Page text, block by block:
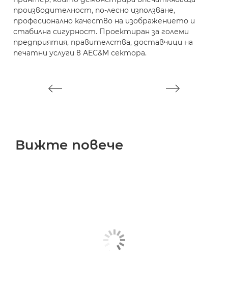
производителност, по-лесно използване,
професионално качество на изображението и
стабилна сигурност. Проектиран за големи
предприятия, правителства, доставчици на
печатни услуги в AEC&M сектора.
Вижте повече